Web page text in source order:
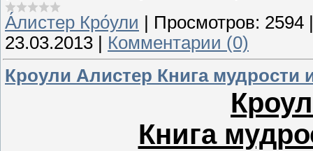
А́листер Кро́ули | Просмотров: 2594
23.03.2013 | Комментарии (0)
Кроули Алистер Книга мудрости
Книга